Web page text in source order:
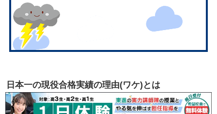
日本一の現役合格実績の理由(ワケ)とは